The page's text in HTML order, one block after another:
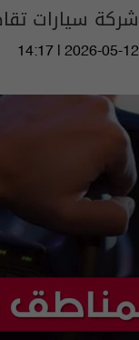
شركة سيارات
14:17 | 2026-05-12